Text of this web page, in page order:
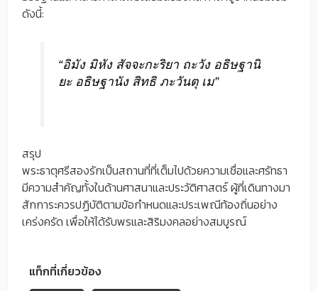
ดังนี้:
“อิมัง มิหัง สัจจะกะริยา ถะวัง อธิษฐานิ
ยะ อธิษฐานัง สิทธิ ภะวันตุ เม”
สรุป
พระธาตุศรีสองรักเป็นสถานที่ที่เต็มไปด้วยความเชื่อและศรัทธา
มีความสำคัญทั้งในด้านศาสนาและประวัติศาสตร์ ผู้ที่เดินทางมา
สักการะควรปฏิบัติตามข้อกำหนดและประเพณีท้องถิ่นอย่าง
เคร่งครัด เพื่อให้ได้รับพรและสิริมงคลอย่างสมบูรณ์
แท็กที่เกี่ยวข้อง